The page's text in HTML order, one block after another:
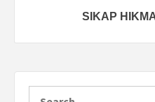
SIKAP